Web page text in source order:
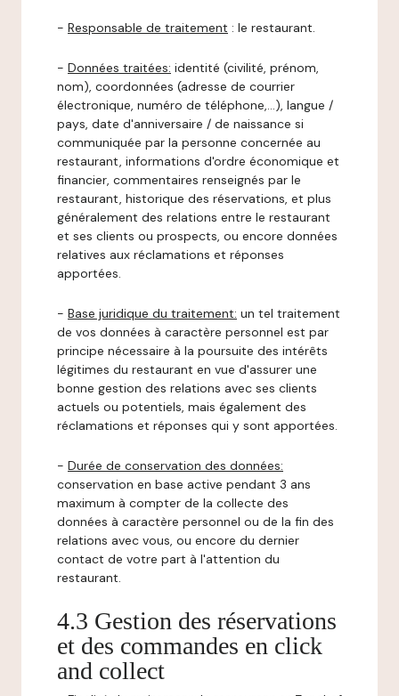
- Responsable de traitement : le restaurant.
- Données traitées: identité (civilité, prénom,
nom), coordonnées (adresse de courrier
électronique, numéro de téléphone,…), langue /
pays, date d'anniversaire / de naissance si
communiquée par la personne concernée au
restaurant, informations d'ordre économique et
financier, commentaires renseignés par le
restaurant, historique des réservations, et plus
généralement des relations entre le restaurant
et ses clients ou prospects, ou encore données
relatives aux réclamations et réponses
apportées.
- Base juridique du traitement: un tel traitement
de vos données à caractère personnel est par
principe nécessaire à la poursuite des intérêts
légitimes du restaurant en vue d'assurer une
bonne gestion des relations avec ses clients
actuels ou potentiels, mais également des
réclamations et réponses qui y sont apportées.
- Durée de conservation des données:
conservation en base active pendant 3 ans
maximum à compter de la collecte des
données à caractère personnel ou de la fin des
relations avec vous, ou encore du dernier
contact de votre part à l'attention du
restaurant.
4.3 Gestion des réservations
et des commandes en click
and collect